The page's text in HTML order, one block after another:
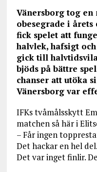
Vänersborg tog
obesegrade i
fick spelet att
halvlek, hafsigt
gick till
bjöds på bättre
chanser att utöka
Vänersborg var
IFKs tvåmålsskytt
matchen så här i
– Får ingen
Det hackar en hel
Det var inget finlir.